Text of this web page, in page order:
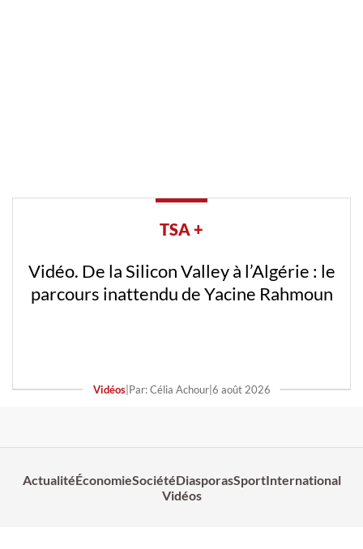
TSA +
Vidéo. De la Silicon Valley à l’Algérie : le
parcours inattendu de Yacine Rahmoun
Vidéos| Par: Célia Achour| 6 août 2026
ActualitéÉconomieSociétéDiasporasSportInternational
Vidéos